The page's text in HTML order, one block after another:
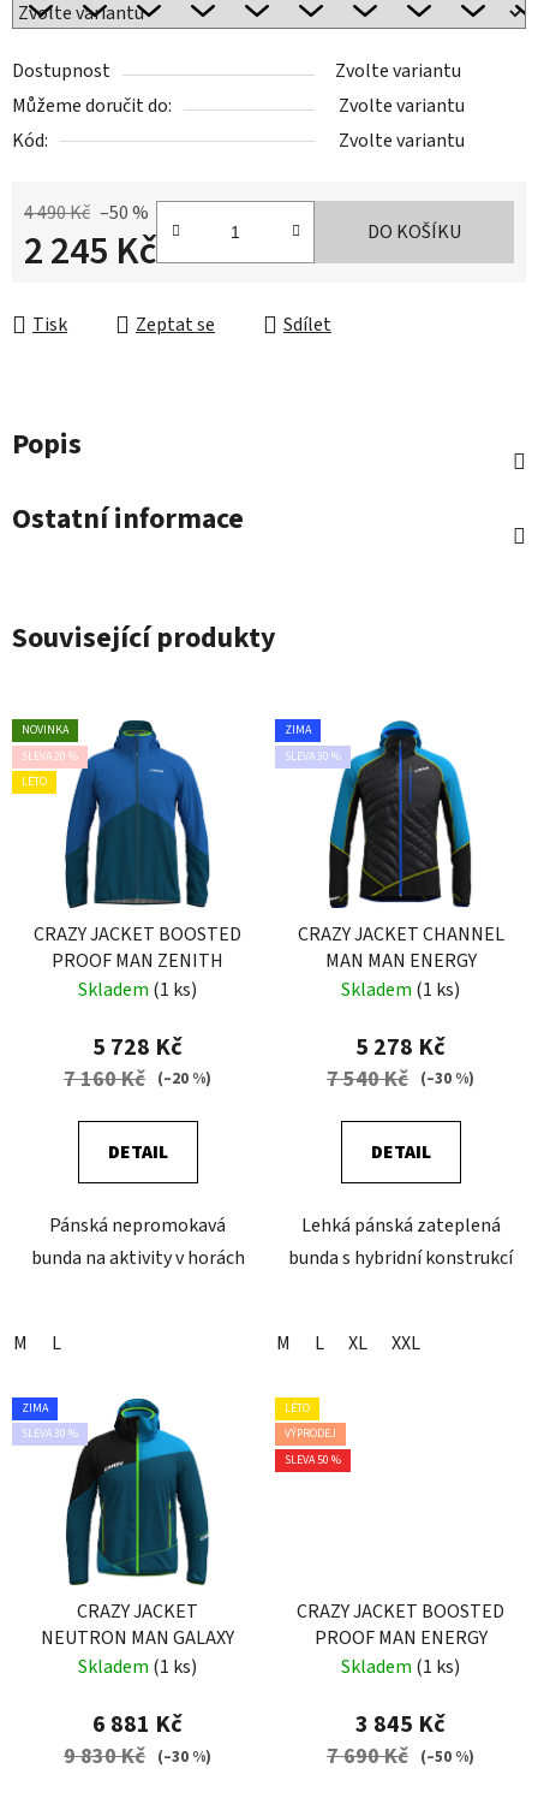
Dostupnost
Zvolte variantu
Můžeme doručit do:
Zvolte variantu
Kód:
Zvolte variantu
4 490 Kč –50 %
2 245 Kč DO KOŠÍKU
Tisk Zeptat se Sdílet
Popis
Ostatní informace
Související produkty
NOVINKA
SLEVA 20 %
LÉTO
CRAZY JACKET BOOSTED
PROOF MAN ZENITH
Skladem (1 ks)
5 728 Kč
7 160 Kč (–20 %)
DETAIL
Pánská nepromokavá
bunda na aktivity v horách
M L
ZIMA
SLEVA 30 %
CRAZY JACKET CHANNEL
MAN MAN ENERGY
Skladem (1 ks)
5 278 Kč
7 540 Kč (–30 %)
DETAIL
Lehká pánská zateplená
bunda s hybridní konstrukcí
M L XL XXL
ZIMA
SLEVA 30 %
CRAZY JACKET
NEUTRON MAN GALAXY
Skladem (1 ks)
6 881 Kč
9 830 Kč (–30 %)
LÉTO
VÝPRODEJ
SLEVA 50 %
CRAZY JACKET BOOSTED
PROOF MAN ENERGY
Skladem (1 ks)
3 845 Kč
7 690 Kč (–50 %)